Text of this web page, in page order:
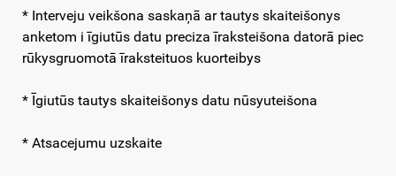
* Interveju veikšona saskaņā ar tautys skaiteišonys
anketom i īgiutūs datu preciza īraksteišona datorā piec
rūkysgruomotā īraksteituos kuorteibys
* Īgiutūs tautys skaiteišonys datu nūsyuteišona
* Atsacejumu uzskaite